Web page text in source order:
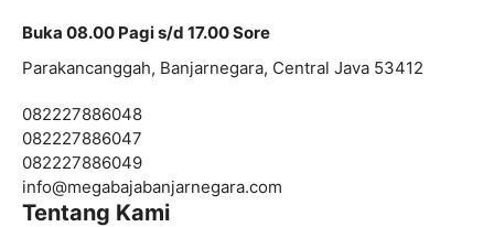
Buka 08.00 Pagi s/d 17.00 Sore
Parakancanggah, Banjarnegara, Central Java 53412
082227886048
082227886047
082227886049
info@megabajabanjarnegara.com
Tentang Kami